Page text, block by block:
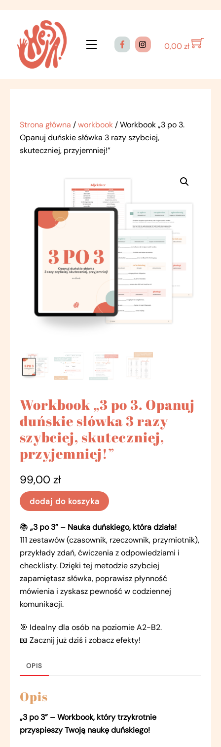
content
Menu
0,00zł
Strona główna /workbook / Workbook „3 po 3.
Opanuj duńskie słówka 3 razy szybciej,
skuteczniej, przyjemniej!”
Workbook „3 po 3. Opanuj
duńskie słówka 3 razy
szybciej, skuteczniej,
przyjemniej!”
99,00zł
dodaj do koszyka
📚„3 po 3” – Nauka duńskiego, która działa!
111 zestawów (czasownik, rzeczownik, przymiotnik),
przykłady zdań, ćwiczenia z odpowiedziami i
checklisty. Dzięki tej metodzie szybciej
zapamiętasz słówka, poprawisz płynność
mówienia i zyskasz pewność w codziennej
komunikacji.
🎯 Idealny dla osób na poziomie A2-B2.
📖 Zacznij już dziś i zobacz efekty!
OPIS
Opis
„3 po 3” – Workbook, który trzykrotnie
przyspieszy Twoją naukę duńskiego!